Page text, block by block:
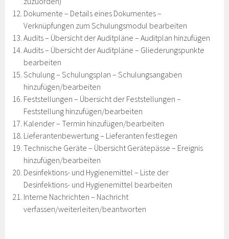
Dokumente – Details eines Dokumentes –
Verknüpfungen zum Schulungsmodul bearbeiten
Audits – Übersicht der Auditpläne – Auditplan hinzufügen
Audits – Übersicht der Auditpläne – Gliederungspunkte
bearbeiten
Schulung – Schulungsplan – Schulungsangaben
hinzufügen/bearbeiten
Feststellungen – Übersicht der Feststellungen –
Feststellung hinzufügen/bearbeiten
Kalender – Termin hinzufügen/bearbeiten
Lieferantenbewertung – Lieferanten festlegen
Technische Geräte – Übersicht Gerätepässe – Ereignis
hinzufügen/bearbeiten
Desinfektions- und Hygienemittel – Liste der
Desinfektions- und Hygienemittel bearbeiten
Interne Nachrichten – Nachricht
verfassen/weiterleiten/beantworten